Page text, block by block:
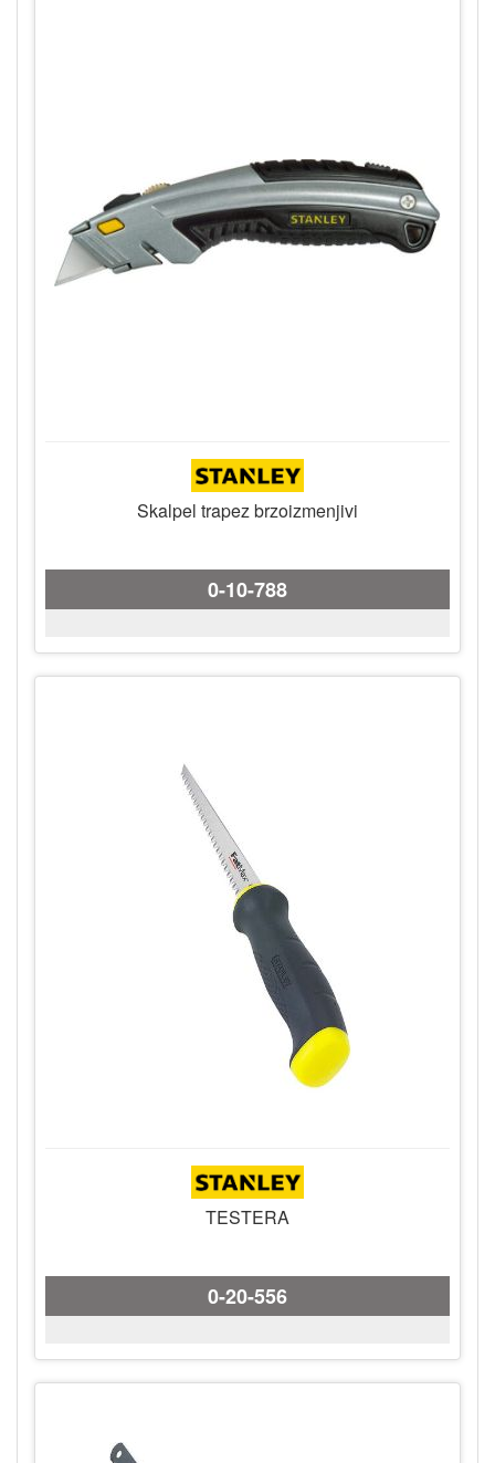
Skalpel trapez brzoizmenjivi
0-10-788
TESTERA
0-20-556